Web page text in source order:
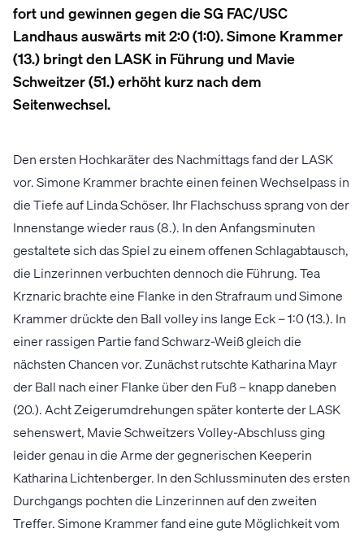
fort und gewinnen gegen die SG FAC/USC
Landhaus auswärts mit 2:0 (1:0). Simone Krammer
(13.) bringt den LASK in Führung und Mavie
Schweitzer (51.) erhöht kurz nach dem
Seitenwechsel.
Den ersten Hochkaräter des Nachmittags fand der LASK
vor. Simone Krammer brachte einen feinen Wechselpass in
die Tiefe auf Linda Schöser. Ihr Flachschuss sprang von der
Innenstange wieder raus (8.). In den Anfangsminuten
gestaltete sich das Spiel zu einem offenen Schlagabtausch,
die Linzerinnen verbuchten dennoch die Führung. Tea
Krznaric brachte eine Flanke in den Strafraum und Simone
Krammer drückte den Ball volley ins lange Eck – 1:0 (13.). In
einer rassigen Partie fand Schwarz-Weiß gleich die
nächsten Chancen vor. Zunächst rutschte Katharina Mayr
der Ball nach einer Flanke über den Fuß – knapp daneben
(20.). Acht Zeigerumdrehungen später konterte der LASK
sehenswert, Mavie Schweitzers Volley-Abschluss ging
leider genau in die Arme der gegnerischen Keeperin
Katharina Lichtenberger. In den Schlussminuten des ersten
Durchgangs pochten die Linzerinnen auf den zweiten
Treffer. Simone Krammer fand eine gute Möglichkeit vom